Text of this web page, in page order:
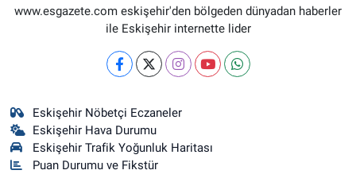
www.esgazete.com eskişehir'den bölgeden dünyadan haberler
ile Eskişehir internette lider
Eskişehir Nöbetçi Eczaneler
Eskişehir Hava Durumu
Eskişehir Trafik Yoğunluk Haritası
Puan Durumu ve Fikstür